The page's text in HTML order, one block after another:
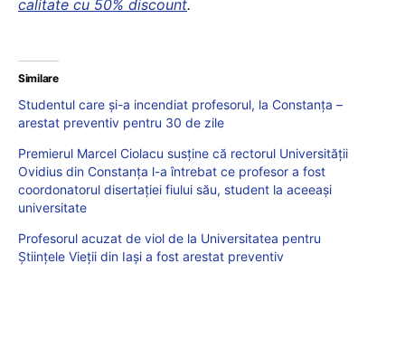
calitate cu 50% discount.
Similare
Studentul care şi-a incendiat profesorul, la Constanța –
arestat preventiv pentru 30 de zile
Premierul Marcel Ciolacu susține că rectorul Universității
Ovidius din Constanța l-a întrebat ce profesor a fost
coordonatorul disertației fiului său, student la aceeași
universitate
Profesorul acuzat de viol de la Universitatea pentru
Științele Vieții din Iași a fost arestat preventiv